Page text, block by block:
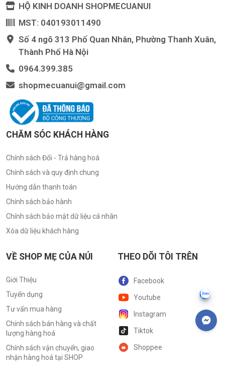
HỘ KINH DOANH SHOPMECUANUI
MST: 040193011490
Số 4 ngõ 313 Phố Quan Nhân, Phường Thanh Xuân,
Thành Phố Hà Nội
0964.399.385
shopmecuanui@gmail.com
CHĂM SÓC KHÁCH HÀNG
Chính sách Đổi - Trả hàng hoá
Chính sách và quy định chung
Hướng dẫn thanh toán
Chính sách bảo hành
Chính sách bảo mật dữ liệu cá nhân
Xóa dữ liệu khách hàng
VỀ SHOP MẸ CỦA NÚI
Giới Thiệu
Tuyển dụng
Tư vấn mua hàng
Chính sách bán hàng và chất
lượng hàng hoá
Chính sách vận chuyển, giao
nhận hàng hoá tại SHOP
THEO DÕI TÔI TRÊN
Facebook
Youtube
Instagram
Tiktok
Shoppee